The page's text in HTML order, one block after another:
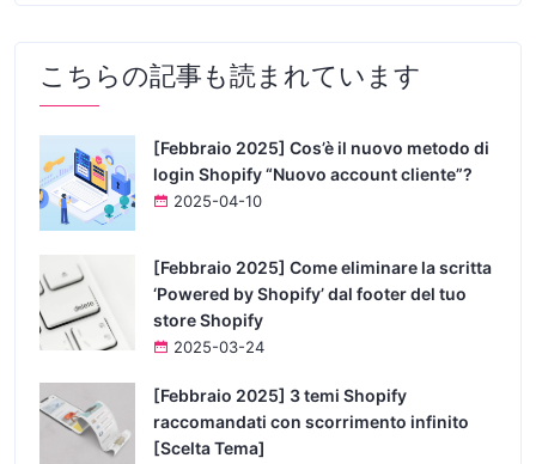
こちらの記事も読まれています
[Febbraio 2025] Cos’è il nuovo metodo di
login Shopify “Nuovo account cliente”?
2025-04-10
[Febbraio 2025] Come eliminare la scritta
‘Powered by Shopify’ dal footer del tuo
store Shopify
2025-03-24
[Febbraio 2025] 3 temi Shopify
raccomandati con scorrimento infinito
[Scelta Tema]